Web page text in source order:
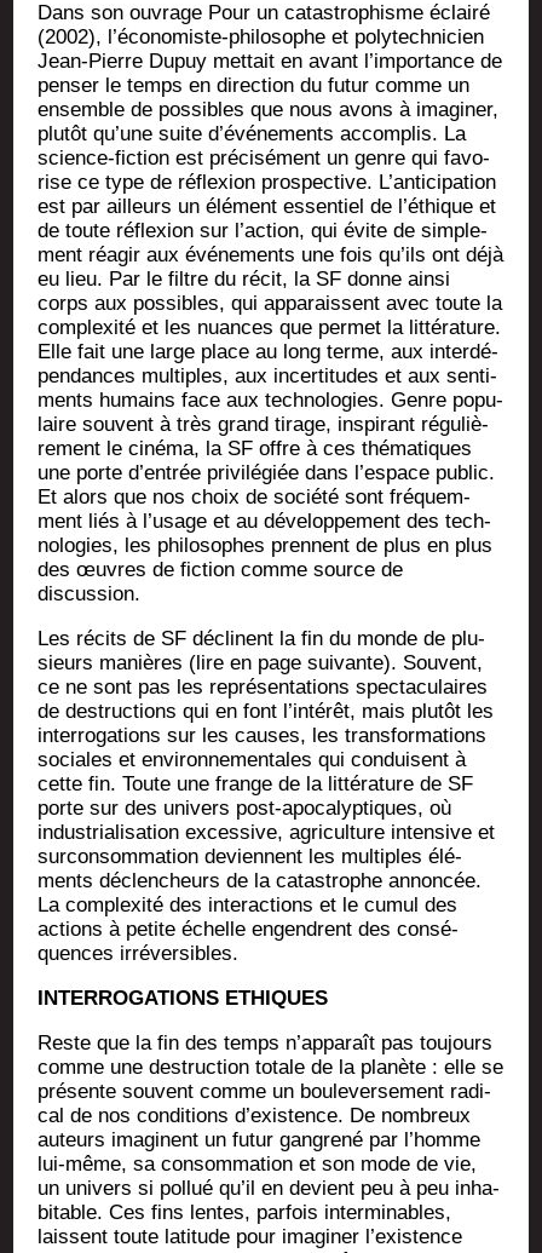
Dans son ouvrage Pour un catas­tro­phisme éclai­ré
(2002), l’économiste-philosophe et poly­tech­ni­cien
Jean-Pierre Dupuy met­tait en avant l’importance de
pen­ser le temps en direc­tion du futur comme un
ensemble de pos­sibles que nous avons à ima­gi­ner,
plu­tôt qu’une suite d’événements accom­plis. La
science-fic­tion est pré­ci­sé­ment un genre qui favo­
rise ce type de réflexion pros­pec­tive. L’anticipation
est par ailleurs un élé­ment essen­tiel de l’éthique et
de toute réflexion sur l’action, qui évite de sim­ple­
ment réagir aux évé­ne­ments une fois qu’ils ont déjà
eu lieu. Par le filtre du récit, la SF donne ain­si
corps aux pos­sibles, qui appa­raissent avec toute la
com­plexi­té et les nuances que per­met la lit­té­ra­ture.
Elle fait une large place au long terme, aux inter­dé­
pen­dances mul­tiples, aux incer­ti­tudes et aux sen­ti­
ments humains face aux tech­no­lo­gies. Genre popu­
laire sou­vent à très grand tirage, ins­pi­rant régu­liè­
re­ment le ciné­ma, la SF offre à ces thé­ma­tiques
une porte d’entrée pri­vi­lé­giée dans l’espace public.
Et alors que nos choix de socié­té sont fré­quem­
ment liés à l’usage et au déve­lop­pe­ment des tech­
no­lo­gies, les phi­lo­sophes prennent de plus en plus
des œuvres de fic­tion comme source de
discussion.
Les récits de SF déclinent la fin du monde de plu­
sieurs manières (lire en page sui­vante). Sou­vent,
ce ne sont pas les repré­sen­ta­tions spec­ta­cu­laires
de des­truc­tions qui en font l’intérêt, mais plu­tôt les
inter­ro­ga­tions sur les causes, les trans­for­ma­tions
sociales et envi­ron­ne­men­tales qui conduisent à
cette fin. Toute une frange de la lit­té­ra­ture de SF
porte sur des uni­vers post-apo­ca­lyp­tiques, où
indus­tria­li­sa­tion exces­sive, agri­cul­ture inten­sive et
sur­con­som­ma­tion deviennent les mul­tiples élé­
ments déclen­cheurs de la catas­trophe annon­cée.
La com­plexi­té des inter­ac­tions et le cumul des
actions à petite échelle engendrent des consé­
quences irréversibles.
INTERROGATIONS ETHIQUES
Reste que la fin des temps n’apparaît pas tou­jours
comme une des­truc­tion totale de la pla­nète : elle se
pré­sente sou­vent comme un bou­le­ver­se­ment radi­
cal de nos condi­tions d’existence. De nom­breux
auteurs ima­ginent un futur gan­gre­né par l’homme
lui-même, sa consom­ma­tion et son mode de vie,
un uni­vers si pol­lué qu’il en devient peu à peu inha­
bi­table. Ces fins lentes, par­fois inter­mi­nables,
laissent toute lati­tude pour ima­gi­ner l’existence